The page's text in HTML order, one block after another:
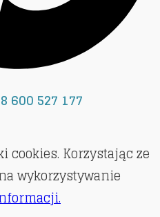
600 527 177
cookies. Korzystając ze
wykorzystywanie